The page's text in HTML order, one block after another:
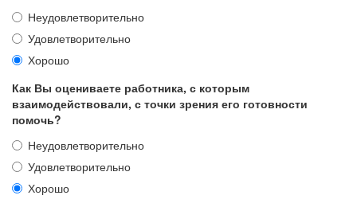
Неудовлетворительно
Удовлетворительно
Хорошо
Как Вы оцениваете работника, с которым
взаимодействовали, с точки зрения его готовности
помочь?
Неудовлетворительно
Удовлетворительно
Хорошо